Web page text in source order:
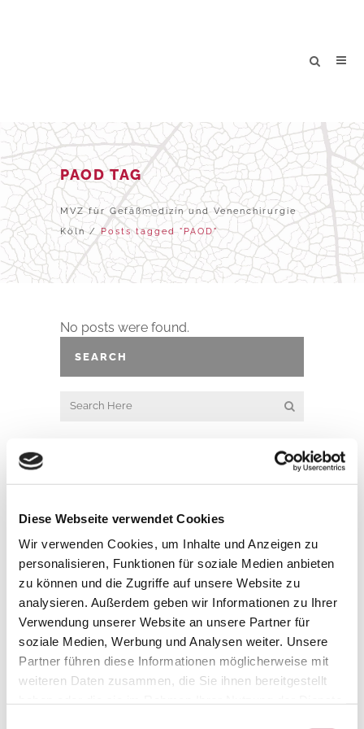
Diese Webseite verwendet Cookies
Wir verwenden Cookies, um Inhalte und Anzeigen zu
personalisieren, Funktionen für soziale Medien anbieten
zu können und die Zugriffe auf unsere Website zu
analysieren. Außerdem geben wir Informationen zu Ihrer
Verwendung unserer Website an unsere Partner für
soziale Medien, Werbung und Analysen weiter. Unsere
Partner führen diese Informationen möglicherweise mit
weiteren Daten zusammen, die Sie ihnen bereitgestellt
PAOD TAG
MVZ für Gefäßmedizin und Venenchirurgie
Köln/Posts tagged "PAOD"
No posts were found.
SEARCH
Lexicon
Uncategorized
TAGS
LYMPHEDEMA PAOD